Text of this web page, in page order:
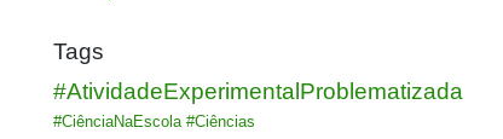
Tags
#AtividadeExperimentalProblematizada
#CiênciaNaEscola #Ciências